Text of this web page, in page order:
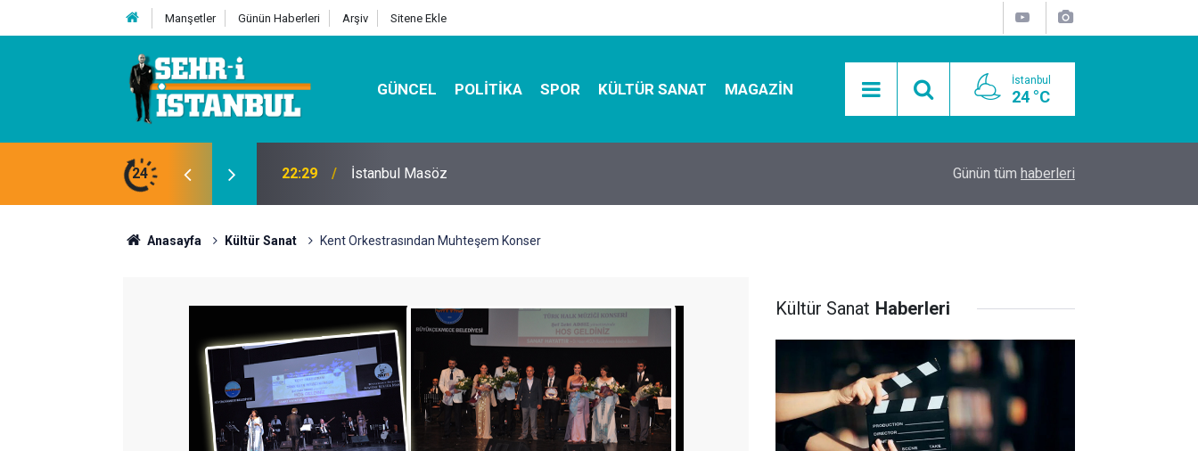
Manşetler Günün Haberleri Arşiv Sitene Ekle
GÜNCEL POLITIKA SPOR KÜLTÜR SANAT MAGAZIN İstanbul
24 °C
24 07:32 Kutu Sihirbazı ile Estetik, Dayanıklı ve Çevre Dostu Ambalaj Mobil Araçlarla Hayır Lokması Dağıtımının
Günün tüm haberleri
Anasayfa Kültür Sanat Kent Orkestrasından Muhteşem Konser
Kültür Sanat Haberleri